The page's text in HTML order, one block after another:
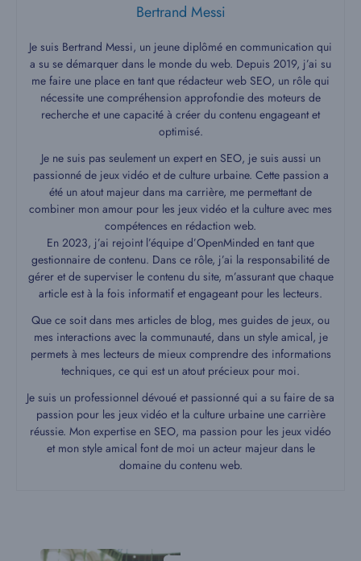
Bertrand Messi
Je suis Bertrand Messi, un jeune diplômé en communication qui
a su se démarquer dans le monde du web. Depuis 2019, j’ai su
me faire une place en tant que rédacteur web SEO, un rôle qui
nécessite une compréhension approfondie des moteurs de
recherche et une capacité à créer du contenu engageant et
optimisé.
Je ne suis pas seulement un expert en SEO, je suis aussi un
passionné de jeux vidéo et de culture urbaine. Cette passion a
été un atout majeur dans ma carrière, me permettant de
combiner mon amour pour les jeux vidéo et la culture avec mes
compétences en rédaction web.
En 2023, j’ai rejoint l’équipe d’OpenMinded en tant que
gestionnaire de contenu. Dans ce rôle, j’ai la responsabilité de
gérer et de superviser le contenu du site, m’assurant que chaque
article est à la fois informatif et engageant pour les lecteurs.
Que ce soit dans mes articles de blog, mes guides de jeux, ou
mes interactions avec la communauté, dans un style amical, je
permets à mes lecteurs de mieux comprendre des informations
techniques, ce qui est un atout précieux pour moi.
Je suis un professionnel dévoué et passionné qui a su faire de sa
passion pour les jeux vidéo et la culture urbaine une carrière
réussie. Mon expertise en SEO, ma passion pour les jeux vidéo
et mon style amical font de moi un acteur majeur dans le
domaine du contenu web.